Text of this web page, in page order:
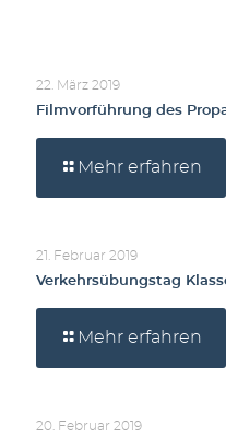
22. März 2019
Filmvorführung des
Mehr erfahren
21. Februar 2019
Verkehrsübungstag
Mehr erfahren
20. Februar 2019